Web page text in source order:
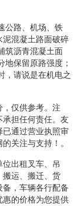
公路、机场、铁
泥混凝土路面破碎
筑沥青混凝土面
保留原路强度；
，请说是在机电之
仅供参考。注
承担任何责任。友
已通过营业执照审
关注与支持！。
出租叉车、吊
搬运、搬迁、货
，车辆各行配备
惠的价格为您提供